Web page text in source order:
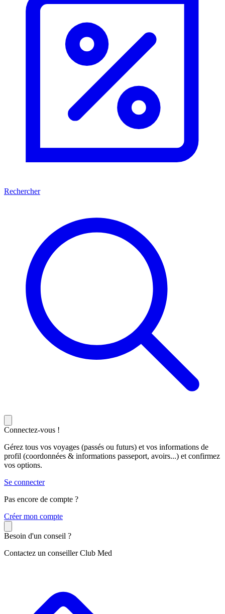
Rechercher
Connectez-vous !
Gérez tous vos voyages (passés ou futurs) et vos informations de
profil (coordonnées & informations passeport, avoirs...) et confirmez
vos options.
Se connecter
Pas encore de compte ?
Créer mon compte
Besoin d'un conseil ?
Contactez un conseiller Club Med